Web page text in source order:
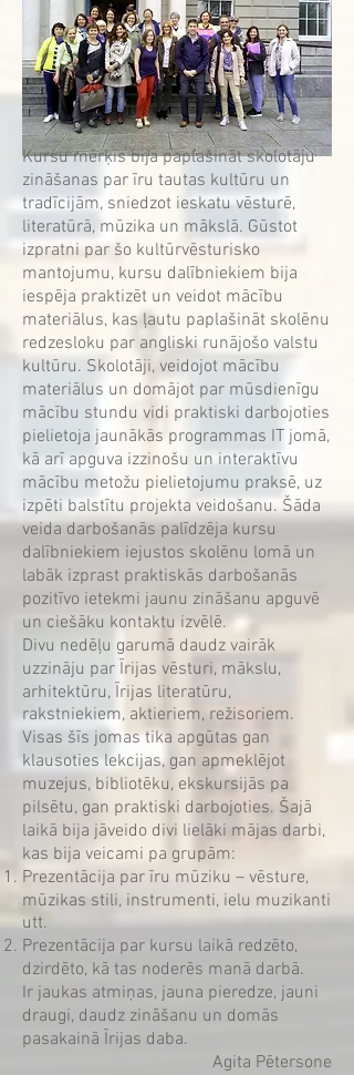
Kursu mērķis bija paplašināt skolotāju
zināšanas par īru tautas kultūru un
tradīcijām, sniedzot ieskatu vēsturē,
literatūrā, mūzika un mākslā. Gūstot
izpratni par šo kultūrvēsturisko
mantojumu, kursu dalībniekiem bija
iespēja praktizēt un veidot mācību
materiālus, kas ļautu paplašināt skolēnu
redzesloku par angliski runājošo valstu
kultūru. Skolotāji, veidojot mācību
materiālus un domājot par mūsdienīgu
mācību stundu vidi praktiski darbojoties
pielietoja jaunākās programmas IT jomā,
kā arī apguva izzinošu un interaktīvu
mācību metožu pielietojumu praksē, uz
izpēti balstītu projekta veidošanu. Šāda
veida darbošanās palīdzēja kursu
dalībniekiem iejustos skolēnu lomā un
labāk izprast praktiskās darbošanās
pozitīvo ietekmi jaunu zināšanu apguvē
un ciešāku kontaktu izvēlē.
Divu nedēļu garumā daudz vairāk
uzzināju par Īrijas vēsturi, mākslu,
arhitektūru, Īrijas literatūru,
rakstniekiem, aktieriem, režisoriem.
Visas šīs jomas tika apgūtas gan
klausoties lekcijas, gan apmeklējot
muzejus, bibliotēku, ekskursijās pa
pilsētu, gan praktiski darbojoties. Šajā
laikā bija jāveido divi lielāki mājas darbi,
kas bija veicami pa grupām:
Prezentācija par īru mūziku – vēsture,
mūzikas stili, instrumenti, ielu muzikanti
utt.
Prezentācija par kursu laikā redzēto,
dzirdēto, kā tas noderēs manā darbā.
Ir jaukas atmiņas, jauna pieredze, jauni
draugi, daudz zināšanu un domās
pasakainā Īrijas daba.
Agita Pētersone